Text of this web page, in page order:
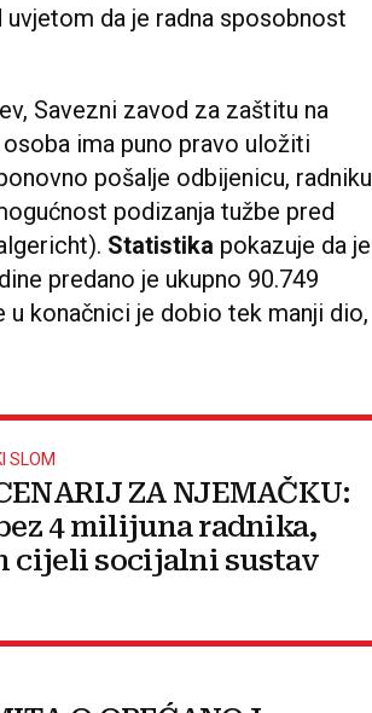
da je radna sposobnost
Savezni zavod za zaštitu na
ima puno pravo uložiti
pošalje odbijenicu, radniku
podizanja tužbe pred
Statistika pokazuje da je
predano je ukupno 90.749
u konačnici je dobio tek manji dio,
SLOM
ZA NJEMAČKU:
4 milijuna radnika,
cijeli socijalni sustav